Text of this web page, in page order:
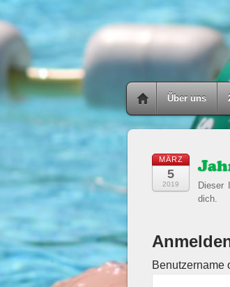
Über uns
MÄRZ
5
2019
Dieser
dich.
Benutzername